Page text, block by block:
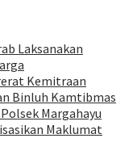
Laksanakan
Kemitraan
Binluh Kamtibmas
Margahayu
Maklumat